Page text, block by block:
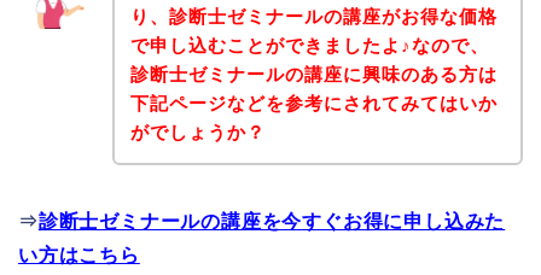
り、診断士ゼミナールの講座がお得な価格
で申し込むことができましたよ♪なので、
診断士ゼミナールの講座に興味のある方は
下記ページなどを参考にされてみてはいか
がでしょうか？
⇒診断士ゼミナールの講座を今すぐお得に申し込みた
い方はこちら